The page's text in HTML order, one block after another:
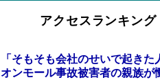
アクセスランキング
「そもそも会社のせいで起き
オンモール事故被害者の親族が